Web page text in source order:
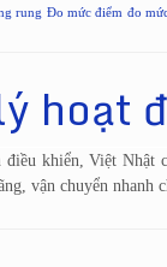
rung Đo mức điểm đo
hoạt
điều khiển, Việt
vận chuyển nhanh